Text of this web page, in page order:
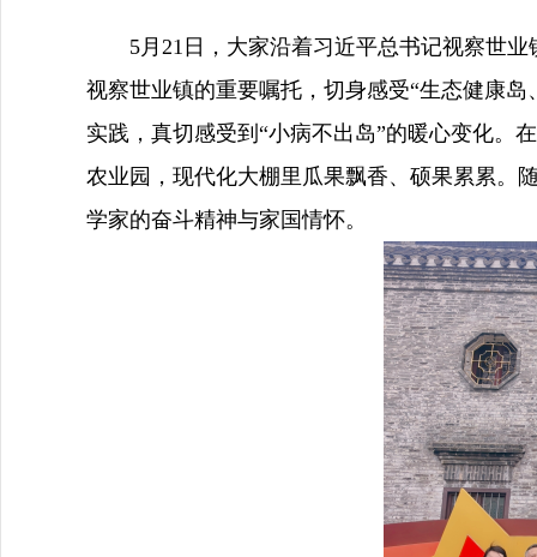
5月21日，大家沿着习近平总书记视察世业
视察世业镇的重要嘱托，切身感受“生态健康
实践，真切感受到“小病不出岛”的暖心变化。
农业园，现代化大棚里瓜果飘香、硕果累累。
学家的奋斗精神与家国情怀。